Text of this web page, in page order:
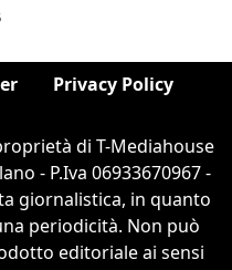
Privacy Policy
di T-Mediahouse
- P.Iva 06933670967 -
giornalistica, in quanto
periodicità. Non può
editoriale ai sensi